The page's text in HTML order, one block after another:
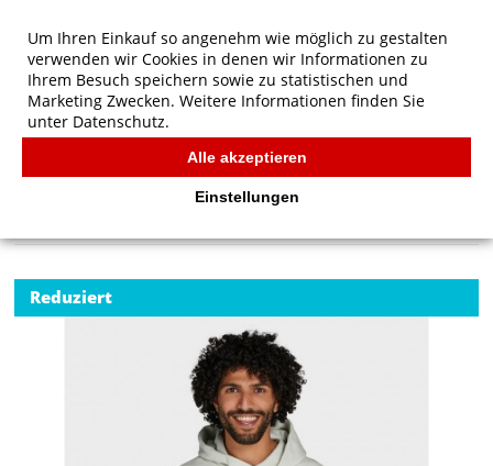
SG Originals Hooded Sweatshirt Men
Reduziert
Um Ihren Einkauf so angenehm wie möglich zu gestalten
verwenden wir Cookies in denen wir Informationen zu
Ihrem Besuch speichern sowie zu statistischen und
Marketing Zwecken. Weitere Informationen finden Sie
unter Datenschutz.
Alle akzeptieren
Einstellungen